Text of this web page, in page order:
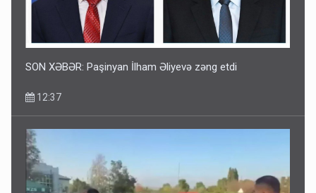
SON XƏBƏR: Paşinyan İlham Əliyevə zəng etdi
12:37